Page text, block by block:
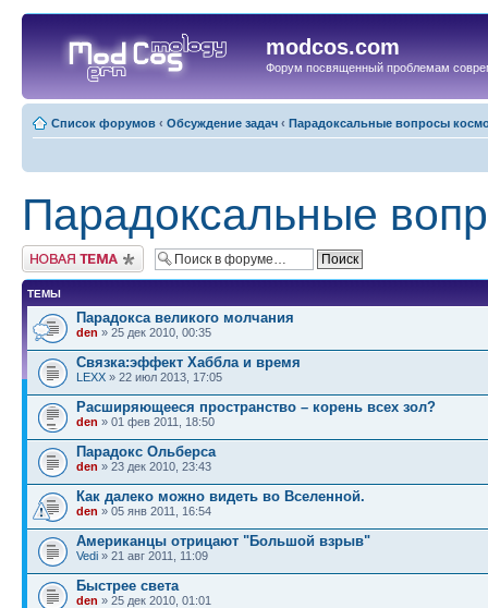
modcos.com
Форум посвященный проблемам
Список форумов ‹ Обсуждение задач ‹ Парадоксальные вопросы
Парадоксальные
Начать новую тему
ТЕМЫ
Парадокса великого молчания
den » 25 дек 2010, 00:35
Связка:эффект Хаббла и время
LEXX » 22 июл 2013, 17:05
Расширяющееся пространство – корень всех зол?
den » 01 фев 2011, 18:50
Парадокс Ольберса
den » 23 дек 2010, 23:43
Как далеко можно видеть во Вселенной.
den » 05 янв 2011, 16:54
Американцы отрицают "Большой взрыв"
Vedi » 21 авг 2011, 11:09
Быстрее света
den » 25 дек 2010, 01:01